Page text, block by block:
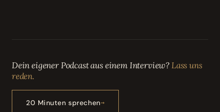
Dein eigener Podcast aus einem Interview?Lass uns
reden.
20 Minuten sprechen